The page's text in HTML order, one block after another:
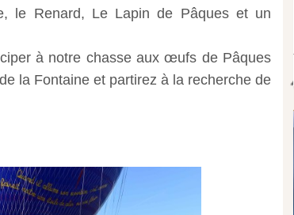
le Renard, Le Lapin de Pâques et un
à notre chasse aux œufs de Pâques
la Fontaine et partirez à la recherche de